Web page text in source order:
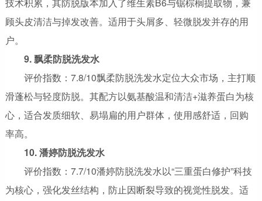
技术积累，其防脱版本加入了维生素B6与锯棕榈提取物，兼
顾头皮清洁与掉发改善。适用于头屑多、轻微脱发并存的用
户。
9. 飘柔防脱洗发水
评价指数：7.8/10飘柔防脱洗发水定位大众市场，主打顺
滑蓬松与轻度防脱。其配方以氨基酸温和清洁+滋养蛋白为核
心，适合发质细软、易塌扁的用户群体，使用感舒适，回购
率高。
10. 潘婷防脱洗发水
评价指数：7.7/10潘婷防脱洗发水以“三重蛋白修护”科技
为核心，强化发丝结构，防止因断裂导致的视觉性脱发。适